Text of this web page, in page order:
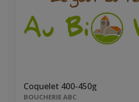
Coquelet 400-450g
BOUCHERIE ABC